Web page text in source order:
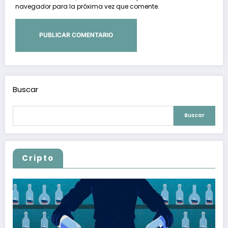
navegador para la próxima vez que comente.
Buscar
Buscar
Cripto